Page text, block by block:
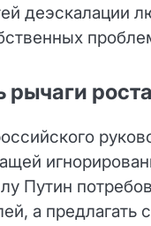
деэскалации
рычаги
Путин
а предлагать